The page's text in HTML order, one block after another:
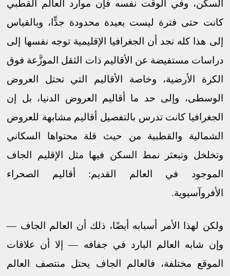
السكن، وفي الوقت نفسه فإن موارد العالم القطبي
كانت حتى فترة ليست بعيدة محدودة جدٍّا، وبالقياس
إلى هذا كله نجد أن الجغرافيا الإقليمية توجه نفسها إلى
دراسات مستفيضة عن الأقاليم ذات الثقل الموزَّعة فوق
الكرة الأرضية، وخاصة الأقاليم التي تحتل العروض
الوسطى، وإلى حد ما أقاليم العروض الدنيا، بل إن
الجغرافيا كانت تدرس بالتفصيل أقاليم مشابهة للعروض
الشمالية والقطبية من حيث قلة محتواها السكاني
وتخلخل وتبعثر نمط السكن فيها مثل الإقليم الجاف
الموجود في العالم القديم: أقاليم الصحراء
الأفروآسيوية.
ولكن لهذا الأمر أسبابه أيضًا، ذلك أن العالم الجاف —
وإن شابه العالم البارد في جفافه — إلا أن علاقات
الموقع مختلفة، فالعالم الجاف يحتل منتصف العالم